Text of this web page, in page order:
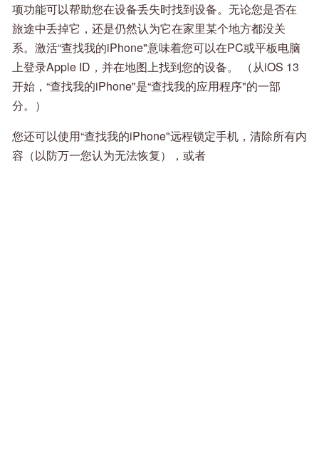
项功能可以帮助您在设备丢失时找到设备。无论您是否在
旅途中丢掉它，还是仍然认为它在家里某个地方都没关
系。激活“查找我的iPhone"意味着您可以在PC或平板电脑
上登录Apple ID，并在地图上找到您的设备。 （从iOS 13
开始，“查找我的iPhone"是“查找我的应用程序"的一部
分。）
您还可以使用“查找我的iPhone"远程锁定手机，清除所有内
容（以防万一您认为无法恢复），或者